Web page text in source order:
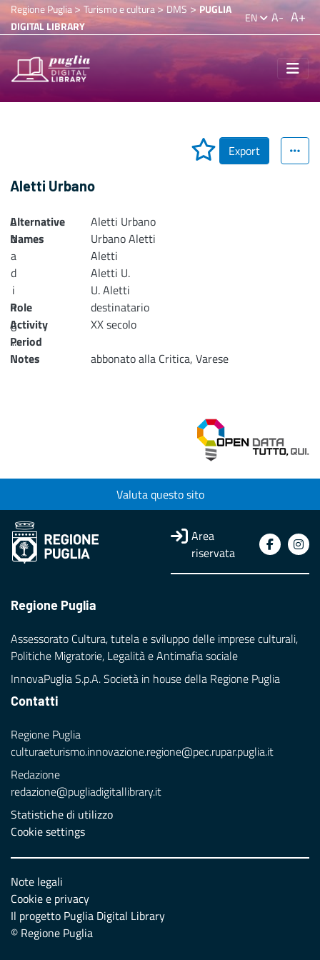
Regione Puglia> Turismo e cultura>DMS > PUGLIA
DIGITAL LIBRARY
EN A- A+
Export
Aletti Urbano
L
o
a
d
i
n
g
...
Loading...
Alternative
Names
Aletti Urbano
Urbano Aletti
Aletti
Aletti U.
U. Aletti
Role
destinatario
Activity
Period
XX secolo
Notes
abbonato alla Critica, Varese
Valuta questo sito
Area
riservata
Regione Puglia
Assessorato Cultura, tutela e sviluppo delle imprese culturali,
Politiche Migratorie, Legalità e Antimafia sociale
InnovaPuglia S.p.A. Società in house della Regione Puglia
Contatti
Regione Puglia
culturaeturismo.innovazione.regione@pec.rupar.puglia.it
Redazione
redazione@pugliadigitallibrary.it
Statistiche di utilizzo
Cookie settings
Note legali
Cookie e privacy
Il progetto Puglia Digital Library
© Regione Puglia